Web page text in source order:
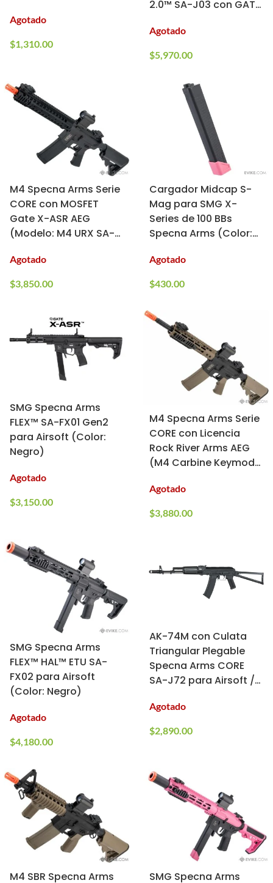
Agotado
$1,310.00
2.0™ SA-J03 con GATE
AEG
Agotado
$5,970.00
M4 Specna Arms Serie
CORE con MOSFET
Gate X-ASR AEG
(Modelo: M4 URX SA-
Agotado
$3,850.00
Cargador Midcap S-
Mag para SMG X-
Series de 100 BBs
Specna Arms (Color:
Agotado
$430.00
SMG Specna Arms
FLEX™ SA-FX01 Gen2
para Airsoft (Color:
Negro)
Agotado
$3,150.00
M4 Specna Arms Serie
CORE con Licencia
Rock River Arms AEG
(M4 Carbine Keymod
Agotado
$3,880.00
SMG Specna Arms
FLEX™ HAL™ ETU SA-
FX02 para Airsoft
(Color: Negro)
Agotado
$4,180.00
AK-74M con Culata
Triangular Plegable
Specna Arms CORE
SA-J72 para Airsoft /
Agotado
$2,890.00
M4 SBR Specna Arms SMG Specna Arms